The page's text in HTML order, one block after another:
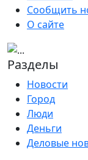
Сообщить
О сайте
Разделы
Новости
Город
Люди
Деньги
Деловые